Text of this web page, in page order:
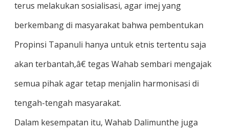
terus melakukan sosialisasi, agar imej yang
berkembang di masyarakat bahwa pembentukan
Propinsi Tapanuli hanya untuk etnis tertentu saja
akan terbantah,â€ tegas Wahab sembari mengajak
semua pihak agar tetap menjalin harmonisasi di
tengah-tengah masyarakat.
Dalam kesempatan itu, Wahab Dalimunthe juga